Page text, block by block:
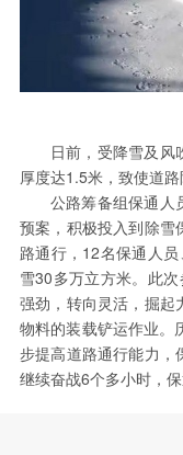
日前，受降雪及风
厚度达1.5米，致使道路
公路筹备组保通人
预案，积极投入到除雪
路通行，12名保通人
雪30多万立方米。此
强劲，转向灵活，掘起
物料的装载铲运作业。
步提高道路通行能力，
继续奋战6个多小时，保